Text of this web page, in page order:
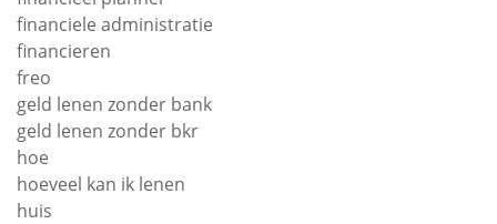
financiele administratie
financieren
freo
geld lenen zonder bank
geld lenen zonder bkr
hoe
hoeveel kan ik lenen
huis